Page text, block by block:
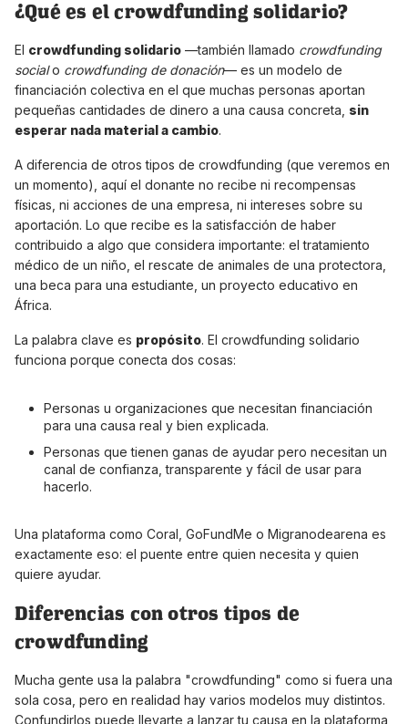
¿Qué es el crowdfunding solidario?
El crowdfunding solidario —también llamado crowdfunding
socialo crowdfunding de donación— es un modelo de
financiación colectiva en el que muchas personas aportan
pequeñas cantidades de dinero a una causa concreta, sin
esperar nada material a cambio.
A diferencia de otros tipos de crowdfunding (que veremos en
un momento), aquí el donante no recibe ni recompensas
físicas, ni acciones de una empresa, ni intereses sobre su
aportación. Lo que recibe es la satisfacción de haber
contribuido a algo que considera importante: el tratamiento
médico de un niño, el rescate de animales de una protectora,
una beca para una estudiante, un proyecto educativo en
África.
La palabra clave es propósito. El crowdfunding solidario
funciona porque conecta dos cosas:
Personas u organizaciones que necesitan financiación
para una causa real y bien explicada.
Personas que tienen ganas de ayudar pero necesitan un
canal de confianza, transparente y fácil de usar para
hacerlo.
Una plataforma como Coral, GoFundMe o Migranodearena es
exactamente eso: el puente entre quien necesita y quien
quiere ayudar.
Diferencias con otros tipos de
crowdfunding
Mucha gente usa la palabra "crowdfunding" como si fuera una
sola cosa, pero en realidad hay varios modelos muy distintos.
Confundirlos puede llevarte a lanzar tu causa en la plataforma